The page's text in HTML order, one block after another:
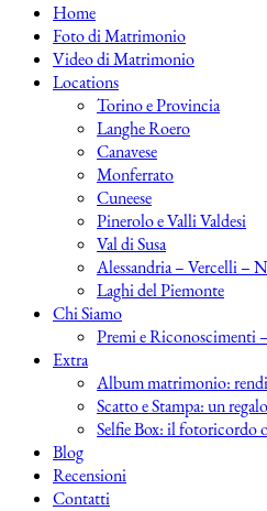
Home
Foto di Matrimonio
Video di Matrimonio
Locations
Torino e Provincia
Langhe Roero
Canavese
Monferrato
Cuneese
Pinerolo e Valli Valdesi
Val di Susa
Alessandria – Vercelli –
Laghi del Piemonte
Chi Siamo
Premi e Riconoscimenti
Extra
Album matrimonio:
Scatto e Stampa: un
Selfie Box: il fotoricordo
Blog
Recensioni
Contatti